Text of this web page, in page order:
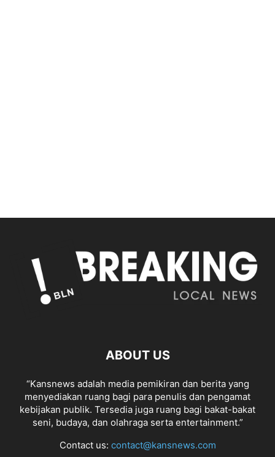
ABOUT US
“Kansnews adalah media pemikiran dan berita yang
menyediakan ruang bagi para penulis dan pengamat
kebijakan publik. Tersedia juga ruang bagi bakat-bakat
seni, budaya, dan olahraga serta entertainment.”
Contact us: contact@kansnews.com